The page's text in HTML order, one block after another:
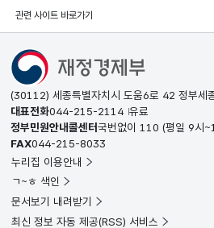
관련 사이트 바로가기
(30112) 세종특별자치시 도움6로 42 정부세
대표전화044-215-2114 유료
정부민원안내콜센터국번없이 110 (평일 9시
FAX044-215-8033
누리집 이용안내
ㄱ~ㅎ 색인
문서보기 내려받기
최신 정보 자동 제공(RSS) 서비스